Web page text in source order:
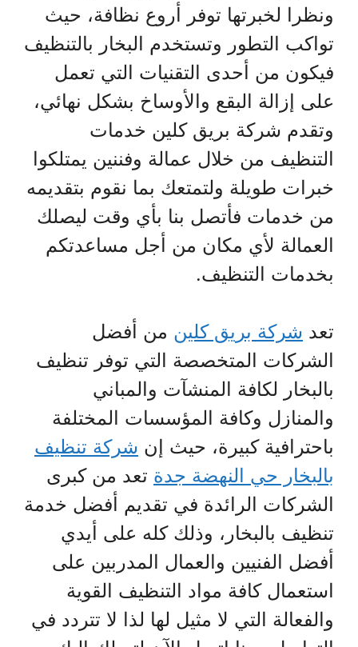
ونظرا لخبرتها توفر أروع نظافة، حيث
تواكب التطور وتستخدم البخار بالتنظيف
فيكون من أحدى التقنيات التي تعمل
على إزالة البقع والأوساخ بشكل نهائي،
وتقدم شركة بريق كلين خدمات
التنظيف من خلال عمالة وفننين يمتلكوا
خبرات طويلة ولتمتعك بما نقوم بتقديمه
من خدمات فأتصل بنا بأي وقت ليصلك
العمالة لأي مكان من أجل مساعدتكم
بخدمات التنظيف.
تعد شركة بريق كلين من أفضل
الشركات المتخصصة التي توفر تنظيف
بالبخار لكافة المنشآت والمباني
والمنازل وكافة المؤسسات المختلفة
باحترافية كبيرة، حيث إن شركة تنظيف
بالبخار حي النهضة جدة تعد من كبرى
الشركات الرائدة في تقديم أفضل خدمة
تنظيف بالبخار، وذلك كله على أيدي
أفضل الفنيين والعمال المدربين على
استعمال كافة مواد التنظيف القوية
والفعالة التي لا مثيل لها لذا لا تتردد في